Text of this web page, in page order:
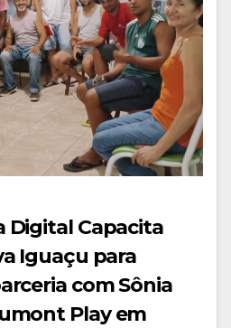
Digital Capacita
Iguaçu para
com Sônia
Play em